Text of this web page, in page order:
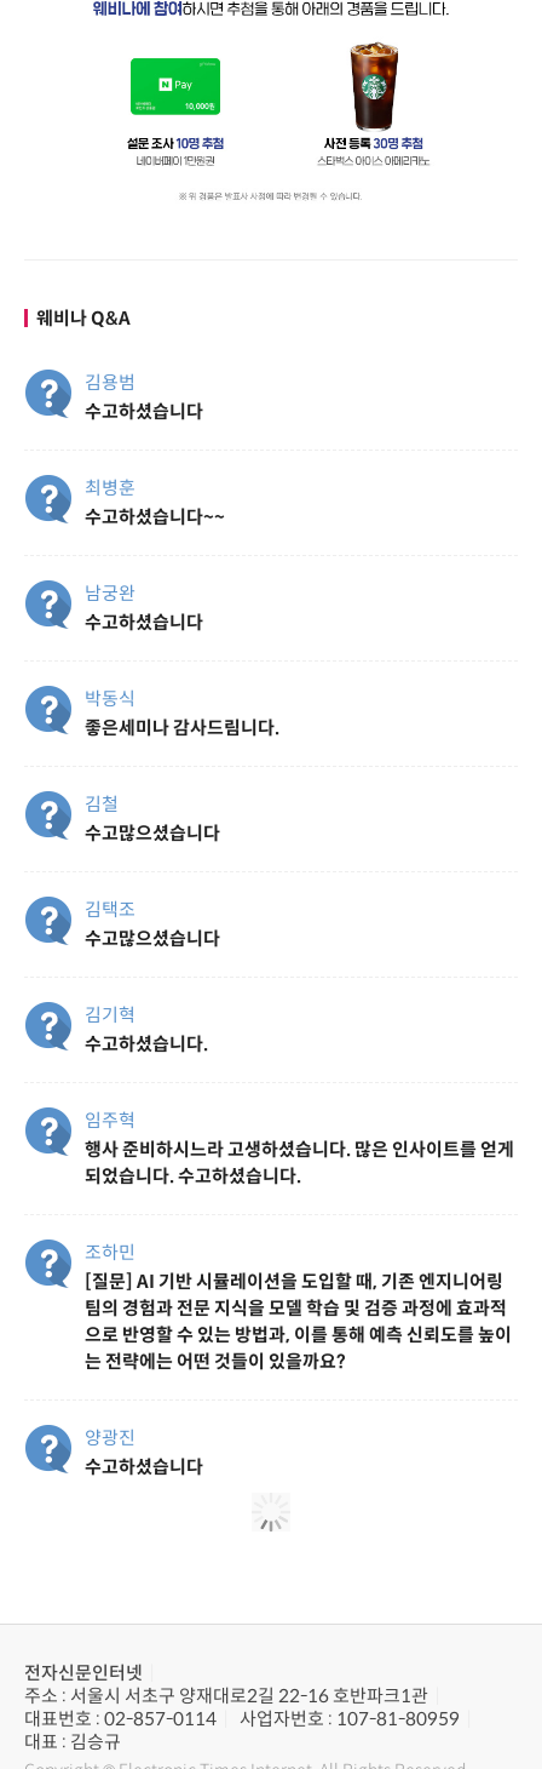
웨비나 Q&A
김용범
수고하셨습니다
최병훈
수고하셨습니다~~
남궁완
수고하셨습니다
박동식
좋은세미나 감사드림니다.
김철
수고많으셨습니다
김택조
수고많으셨습니다
김기혁
수고하셨습니다.
임주혁
행사 준비하시느라 고생하셨습니다. 많은 인사이트를 얻게
되었습니다. 수고하셨습니다.
조하민
[질문] AI 기반 시뮬레이션을 도입할 때, 기존 엔지니어링
팀의 경험과 전문 지식을 모델 학습 및 검증 과정에 효과적
으로 반영할 수 있는 방법과, 이를 통해 예측 신뢰도를 높이
는 전략에는 어떤 것들이 있을까요?
양광진
수고하셨습니다
수고하셨습니다
주영선